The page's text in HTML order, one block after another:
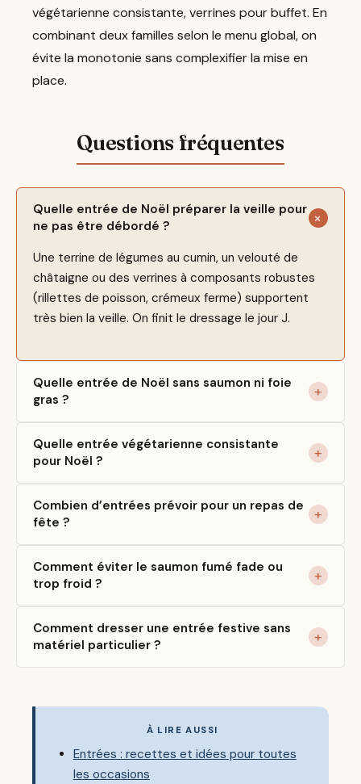
végétarienne consistante, verrines pour buffet. En
combinant deux familles selon le menu global, on
évite la monotonie sans complexifier la mise en
place.
Quelle entrée de Noël préparer la veille pour
ne pas être débordé ?
Une terrine de légumes au cumin, un velouté de
châtaigne ou des verrines à composants robustes
(rillettes de poisson, crémeux ferme) supportent
très bien la veille. On finit le dressage le jour J.
Quelle entrée de Noël sans saumon ni foie
gras ?
Quelle entrée végétarienne consistante
pour Noël ?
Combien d’entrées prévoir pour un repas de
fête ?
Comment éviter le saumon fumé fade ou
trop froid ?
Comment dresser une entrée festive sans
matériel particulier ?
À LIRE AUSSI
Entrées : recettes et idées pour toutes
les occasions